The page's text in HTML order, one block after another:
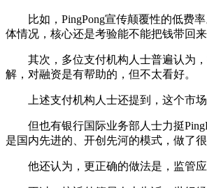
比如，PingPong宣传颠覆性的低费率
体情况，核心还是考验能不能把钱带回
其次，多位支付机构人士普遍认为，
解，对融资是有帮助的，但不太看好。
上述支付机构人士还提到，这个市场
但也有银行国际业务部人士力挺
是国内先进的、开创先河的模式，做了很
他还认为，更正确的做法是，监管应